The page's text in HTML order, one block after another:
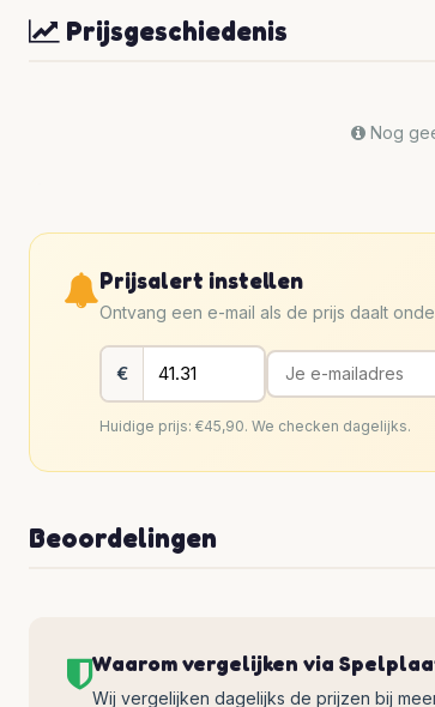
Prijsgeschiedenis
Nog
Prijsalert instellen
Ontvang een e-mail als de prijs daalt
€
Huidige prijs: €45,90. We checken dagelijks.
Beoordelingen
Waarom vergelijken via
Wij vergelijken dagelijks de prijzen bij